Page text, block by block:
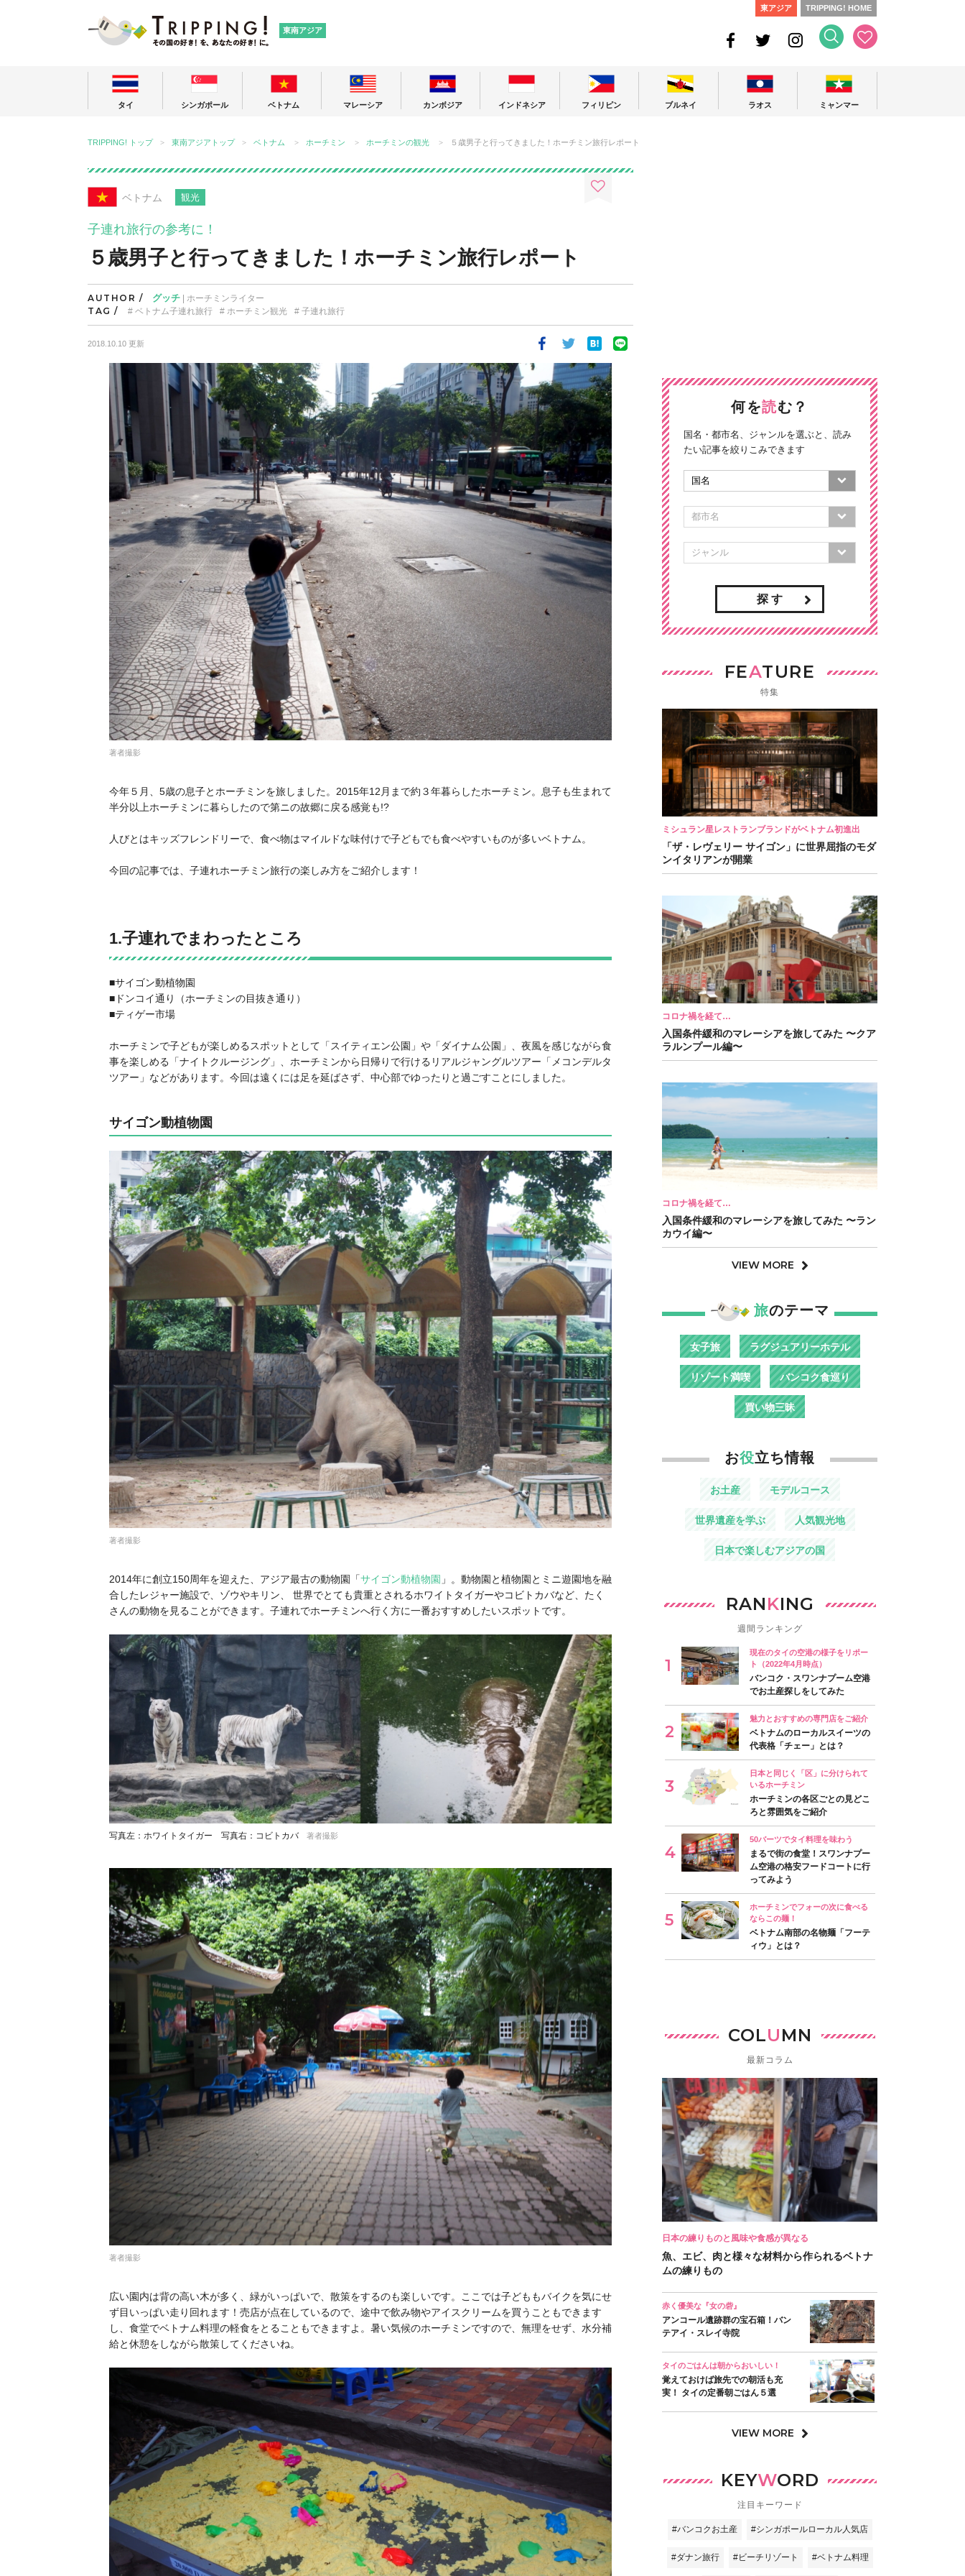
東南アジア
東アジア TRIPPING! HOME
タイ シンガポール ベトナム マレーシア カンボジア インドネシア フィリピン ブルネイ ラオス ミャンマー
TRIPPING! トップ 東南アジアトップ ベトナム ホーチミン ホーチミンの観光 ５歳男子と行ってきました！ホーチミン旅行レポート
ベトナム 観光
子連れ旅行の参考に！
５歳男子と行ってきました！ホーチミン旅行レポート
AUTHOR / グッチ | ホーチミンライター
TAG / ベトナム子連れ旅行 ホーチミン観光 子連れ旅行
2018.10.10 更新
著者撮影
今年５月、5歳の息子とホーチミンを旅しました。2015年12月まで約３年暮らしたホーチミン。息子も生まれて
半分以上ホーチミンに暮らしたので第ニの故郷に戻る感覚も!?
人びとはキッズフレンドリーで、食べ物はマイルドな味付けで子どもでも食べやすいものが多いベトナム。
今回の記事では、子連れホーチミン旅行の楽しみ方をご紹介します！
1.子連れでまわったところ
■サイゴン動植物園
■ドンコイ通り（ホーチミンの目抜き通り）
■ティゲー市場
ホーチミンで子どもが楽しめるスポットとして「スイティエン公園」や「ダイナム公園」、夜風を感じながら食
事を楽しめる「ナイトクルージング」、ホーチミンから日帰りで行けるリアルジャングルツアー「メコンデルタ
ツアー」などがあります。今回は遠くには足を延ばさず、中心部でゆったりと過ごすことにしました。
サイゴン動植物園
著者撮影
2014年に創立150周年を迎えた、アジア最古の動物園「サイゴン動植物園 」。動物園と植物園とミニ遊園地を融
合したレジャー施設で、ゾウやキリン、 世界でとても貴重とされるホワイトタイガーやコビトカバなど、たく
さんの動物を見ることができます。子連れでホーチミンへ行く方に一番おすすめしたいスポットです。
写真左：ホワイトタイガー 写真右：コビトカバ著者撮影
著者撮影
広い園内は背の高い木が多く、緑がいっぱいで、散策をするのも楽しいです。ここでは子どももバイクを気にせ
ず目いっぱい走り回れます！売店が点在しているので、途中で飲み物やアイスクリームを買うこともできます
し、食堂でベトナム料理の軽食をとることもできますよ。暑い気候のホーチミンですので、無理をせず、水分補
給と休憩をしながら散策してくださいね。
何を読む？
国名・都市名、ジャンルを選ぶと、読み
たい記事を絞りこみできます
探 す
FEATURE
特集
ミシュラン星レストランブランドがベトナム初進出
「ザ・レヴェリー サイゴン」に世界屈指のモダ
ンイタリアンが開業
コロナ禍を経て…
入国条件緩和のマレーシアを旅してみた 〜クア
ラルンプール編〜
コロナ禍を経て…
入国条件緩和のマレーシアを旅してみた 〜ラン
カウイ編〜
VIEW MORE
旅のテーマ
女子旅 ラグジュアリーホテル
リゾート満喫 バンコク食巡り
買い物三昧
お役立ち情報
お土産 モデルコース
世界遺産を学ぶ 人気観光地
日本で楽しむアジアの国
RANKING
週間ランキング
現在のタイの空港の様子をリポー
ト（2022年4月時点）
バンコク・スワンナプーム空港
でお土産探しをしてみた
魅力とおすすめの専門店をご紹介
ベトナムのローカルスイーツの
代表格「チェー」とは？
日本と同じく「区」に分けられて
いるホーチミン
ホーチミンの各区ごとの見どこ
ろと雰囲気をご紹介
50バーツでタイ料理を味わう
まるで街の食堂！スワンナプー
ム空港の格安フードコートに行
ってみよう
ホーチミンでフォーの次に食べる
ならこの麺！
ベトナム南部の名物麺「フーテ
ィウ」とは？
COLUMN
最新コラム
日本の練りものと風味や食感が異なる
魚、エビ、肉と様々な材料から作られるベトナ
ムの練りもの
赤く優美な『女の砦』
アンコール遺跡群の宝石箱！バン
テアイ・スレイ寺院
タイのごはんは朝からおいしい！
覚えておけば旅先での朝活も充
実！ タイの定番朝ごはん５選
VIEW MORE
KEYWORD
注目キーワード
#バンコクお土産 #シンガポールローカル人気店
#ダナン旅行 #ビーチリゾート #ベトナム料理